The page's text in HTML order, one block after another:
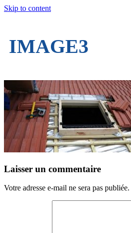
Skip to content
IMAGE3
Laisser un commentaire
Votre adresse e-mail ne sera pas publiée.